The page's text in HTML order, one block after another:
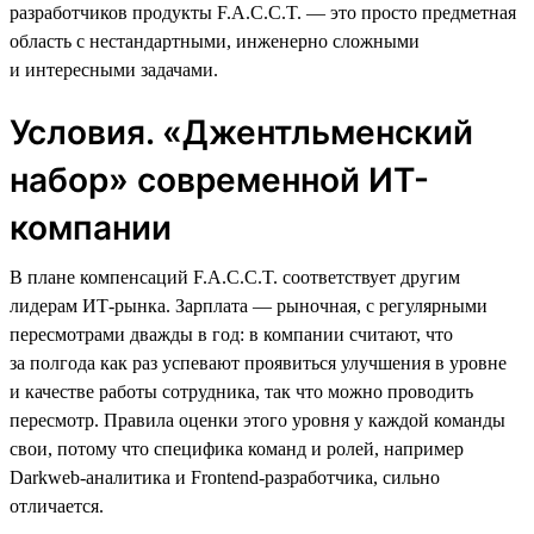
разработчиков продукты F.A.C.C.T. — это просто предметная
область с нестандартными, инженерно сложными
и интересными задачами.
Условия. «Джентльменский
набор» современной ИТ-
компании
В плане компенсаций F.A.C.C.T. соответствует другим
лидерам ИТ-рынка. Зарплата — рыночная, с регулярными
пересмотрами дважды в год: в компании считают, что
за полгода как раз успевают проявиться улучшения в уровне
и качестве работы сотрудника, так что можно проводить
пересмотр. Правила оценки этого уровня у каждой команды
свои, потому что специфика команд и ролей, например
Darkweb-аналитика и Frontend-разработчика, сильно
отличается.